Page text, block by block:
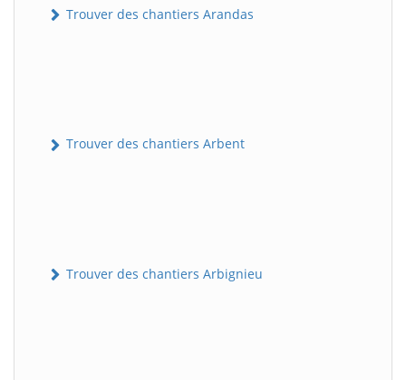
Trouver des chantiers Arandas
Trouver des chantiers Arbent
Trouver des chantiers Arbignieu